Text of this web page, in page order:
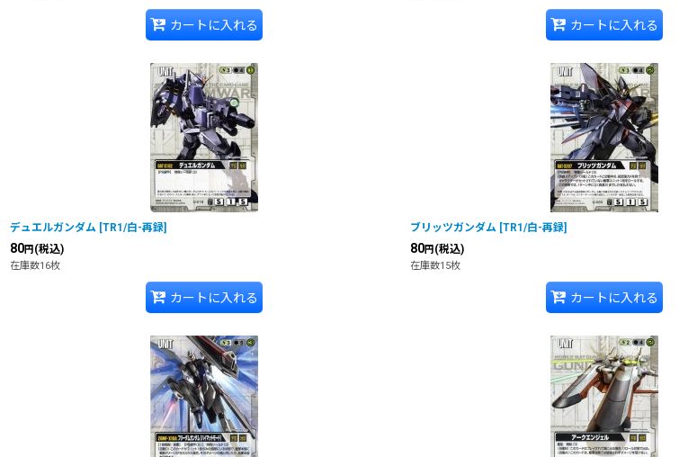
カートに入れる カートに入れる
デュエルガンダム [TR1/白-再録]
80円 (税込)
在庫数16枚
カートに入れる
ブリッツガンダム [TR1/白-再録]
80円 (税込)
在庫数15枚
カートに入れる